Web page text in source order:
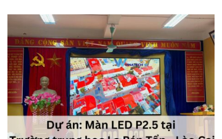
>>> Xem thêm:
Dự án thi công màn hình
LED P2.5 Tại Nhà Báo Thanh Niên
VinatechLED – Đơn vị lắp đặt màn hình LED tại
Việt Nam
– Là một công ty có nhiều kinh nghiệm hoạt động trong lĩnh
vực làmmàn hình LED.